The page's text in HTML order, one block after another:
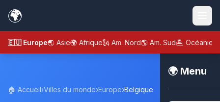
🌍
🇪🇺 Europe🌏 Asie🌍 Afrique🗽 Am. Nord🌎 Am. Sud🏝️ Océanie
🌍 Menu
🏠 Accueil›Villes du monde›Europe›Belgique